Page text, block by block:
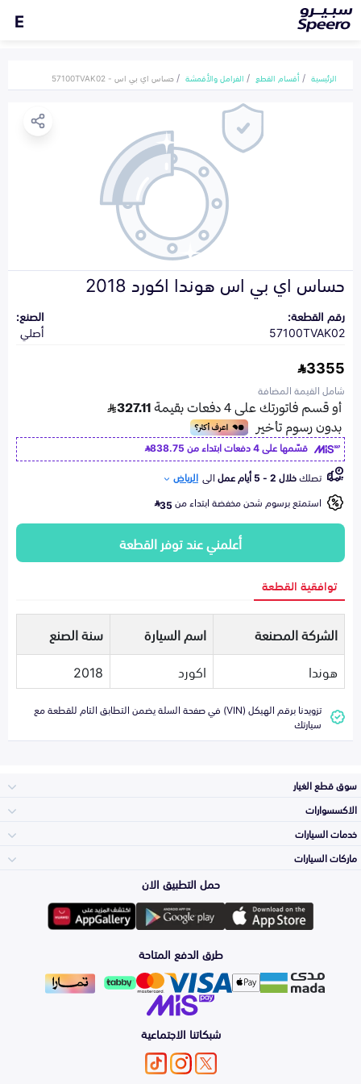
E
الرئيسية أقسام القطع الفرامل والأقمشة حساس اي بي اس - 57100TVAK02
حساس اي بي اس هوندا اكورد 2018
رقم القطعة:
57100TVAK02
الصنع:
أصلي
3355
شامل القيمة المضافة
قسّمها على 4 دفعات ابتداء من
838.75
تصلكخلال 2 - 5 أيام عمل الى الرياض
استمتع برسوم شحن مخفضة ابتداء من35
أعلمني عند توفر القطعة
توافقية القطعة
الشركة المصنعة اسم السيارة
سنة الصنع
هوندا
اكورد 2018
تزويدنا برقم الهيكل (VIN) في صفحة السلة يضمن التطابق التام للقطعة مع
سيارتك
سوق قطع الغيار
المكائن، القيرات
وملحقاتها
الشمعات
والاصطبات (الاضاءة)
الفرامل والأقمشة
الاكسسوارات
لوازم الرحلات
اكسسوارات العناية
الزيوت و السوائل
خدمات السيارات
الأكثر مبيعاً
التلميع والعناية
حماية مقدمة السيارة
ماركات السيارات
Toyota
Hyundai
Kia
حمل التطبيق الان
طرق الدفع المتاحة
شبكاتنا الاجتماعية